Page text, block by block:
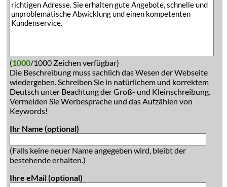
(1000/1000 Zeichen verfügbar)
Die Beschreibung muss sachlich das Wesen der Webseite
wiedergeben. Schreiben Sie in natürlichem und korrektem
Deutsch unter Beachtung der Groß- und Kleinschreibung.
Vermeiden Sie Werbesprache und das Aufzählen von
Keywords!
Ihr Name (optional)
(Falls keine neuer Name angegeben wird, bleibt der
bestehende erhalten.)
Ihre eMail (optional)